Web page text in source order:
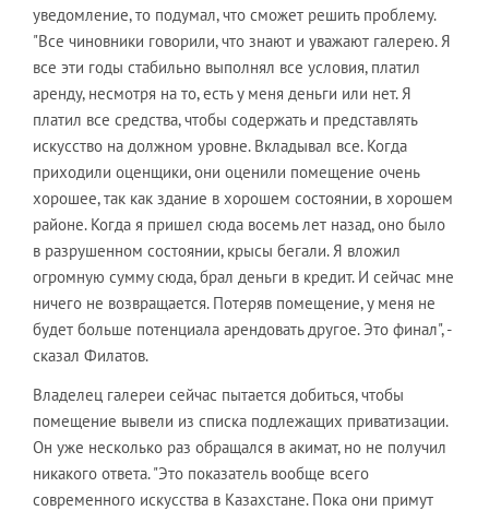
уведомление, то подумал, что сможет решить проблему.
"Все чиновники говорили, что знают и уважают галерею. Я
все эти годы стабильно выполнял все условия, платил
аренду, несмотря на то, есть у меня деньги или нет. Я
платил все средства, чтобы содержать и представлять
искусство на должном уровне. Вкладывал все. Когда
приходили оценщики, они оценили помещение очень
хорошее, так как здание в хорошем состоянии, в хорошем
районе. Когда я пришел сюда восемь лет назад, оно было
в разрушенном состоянии, крысы бегали. Я вложил
огромную сумму сюда, брал деньги в кредит. И сейчас мне
ничего не возвращается. Потеряв помещение, у меня не
будет больше потенциала арендовать другое. Это финал", -
сказал Филатов.
Владелец галереи сейчас пытается добиться, чтобы
помещение вывели из списка подлежащих приватизации.
Он уже несколько раз обращался в акимат, но не получил
никакого ответа. "Это показатель вообще всего
современного искусства в Казахстане. Пока они примут